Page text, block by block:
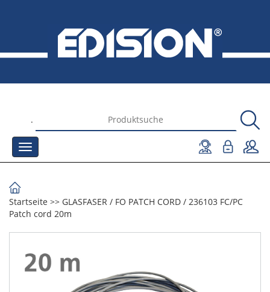
.
Startseite >> GLASFASER / FO PATCH CORD / 236103 FC/PC
Patch cord 20m